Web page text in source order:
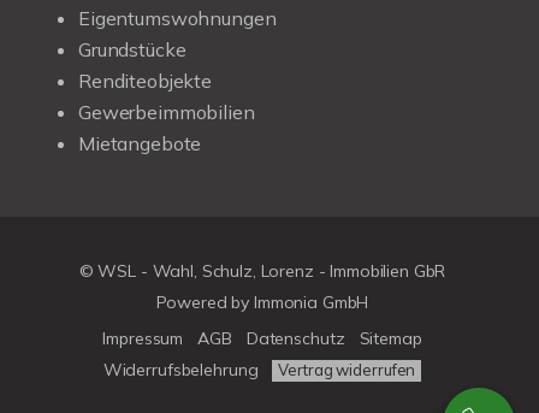
Eigentumswohnungen
Grundstücke
Renditeobjekte
Gewerbeimmobilien
Mietangebote
© WSL - Wahl, Schulz, Lorenz - Immobilien GbR
Powered by Immonia GmbH
Impressum
AGB Datenschutz
Sitemap
Widerrufsbelehrung
Vertrag widerrufen